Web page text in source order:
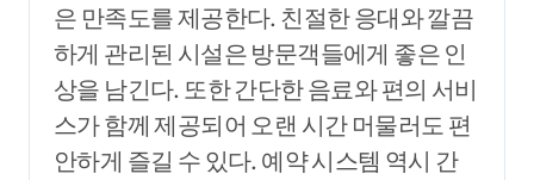
은 만족도를 제공한다. 친절한 응대와 깔끔
하게 관리된 시설은 방문객들에게 좋은 인
상을 남긴다. 또한 간단한 음료와 편의 서비
스가 함께 제공되어 오랜 시간 머물러도 편
안하게 즐길 수 있다. 예약 시스템 역시 간